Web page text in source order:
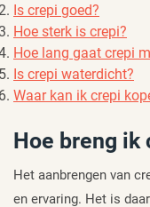
Is crepi goed?
Hoe sterk is crepi?
Hoe lang gaat crepi
Is crepi waterdicht?
Waar kan ik crepi
Hoe breng ik
Het aanbrengen van
en ervaring. Het is